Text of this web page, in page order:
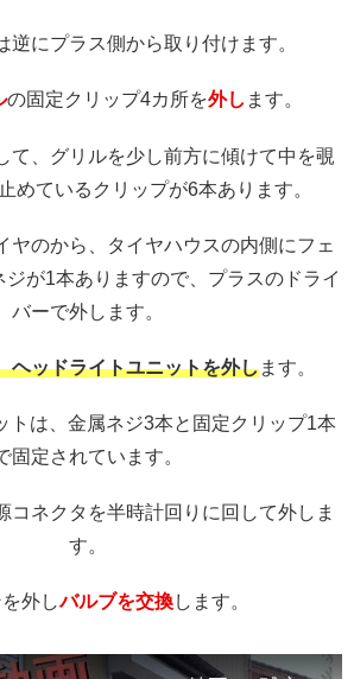
逆にプラス側から取り付けます。
の固定クリップ4カ所を外し ます。
て、グリルを少し前方に傾けて中を覗
めているクリップが6本あります。
ヤのから、タイヤハウスの内側にフェ
ジが1本ありますので、プラスのドライ
バーで外します。
ヘッドライトユニットを外します。
トは、金属ネジ3本と固定クリップ1本
固定されています。
コネクタを半時計回りに回して外しま
す。
外しバルブを交換します。